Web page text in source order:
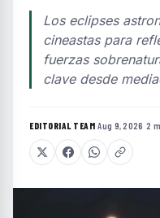
Los eclipses
cineastas para
fuerzas
clave desde
EDITORIAL TEAM·Aug 9, 2026 ·2